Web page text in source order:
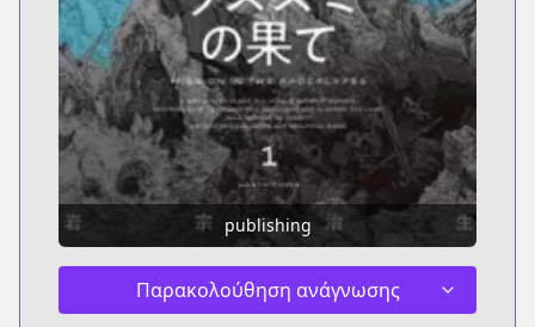
publishing
Παρακολούθηση ανάγνωσης